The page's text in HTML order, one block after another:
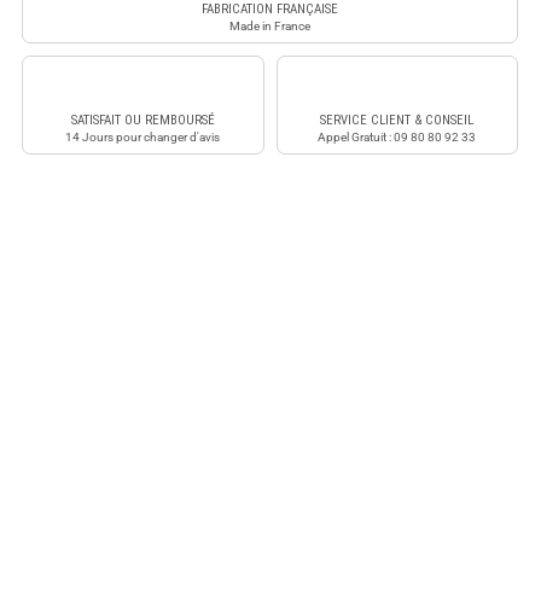
FABRICATION FRANÇAISE
Made in France
SATISFAIT OU REMBOURSÉ
14 Jours pour changer d'avis
SERVICE CLIENT & CONSEIL
Appel Gratuit : 09 80 80 92 33